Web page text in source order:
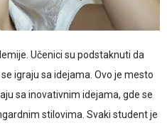
Učenici su podstaknuti da
igraju sa idejama. Ovo je mesto
sa inovativnim idejama, gde se
stilovima. Svaki student je